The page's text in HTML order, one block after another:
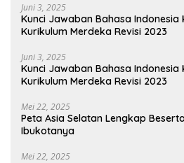
Juni 3, 2025
Kunci Jawaban Bahasa Indonesia
Kurikulum Merdeka Revisi 2023
Juni 3, 2025
Kunci Jawaban Bahasa Indonesia
Kurikulum Merdeka Revisi 2023
Mei 22, 2025
Peta Asia Selatan Lengkap
Ibukotanya
Mei 22, 2025